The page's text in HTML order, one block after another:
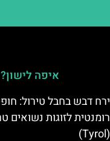
איפה לישון?
ירח דבש בחבל טירול:
רומנטית לזוגות נשואים
(Tyrol)